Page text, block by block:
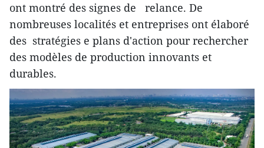
ont montré des signes de relance. De
nombreuses localités et entreprises ont élaboré
des stratégies e plans d'action pour rechercher
des modèles de production innovants et
durables.